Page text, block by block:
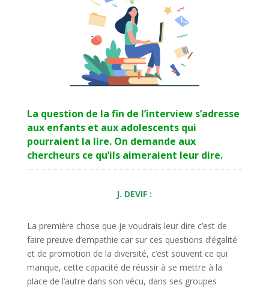
La question de la fin de l’interview s’adresse
aux enfants et aux adolescents qui
pourraient la lire. On demande aux
chercheurs ce qu’ils aimeraient leur dire.
J. DEVIF :
La première chose que je voudrais leur dire c’est de
faire preuve d’empathie car sur ces questions d’égalité
et de promotion de la diversité, c’est souvent ce qui
manque, cette capacité de réussir à se mettre à la
place de l’autre dans son vécu, dans ses groupes